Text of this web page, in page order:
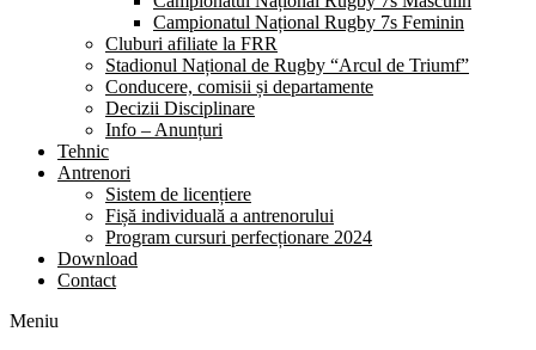
Campionatul Național Rugby 7s Feminin
Cluburi afiliate la FRR
Stadionul Național de Rugby “Arcul de Triumf”
Conducere, comisii și departamente
Decizii Disciplinare
Info – Anunțuri
Tehnic
Antrenori
Sistem de licențiere
Fișă individuală a antrenorului
Program cursuri perfecționare 2024
Download
Contact
Meniu